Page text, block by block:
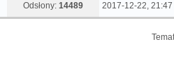
Odsłony: 14489
2017-12-22, 21:47